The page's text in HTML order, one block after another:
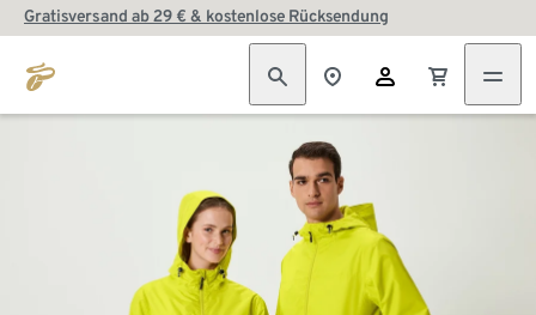
Gratisversand ab 29 € & kostenlose Rücksendung